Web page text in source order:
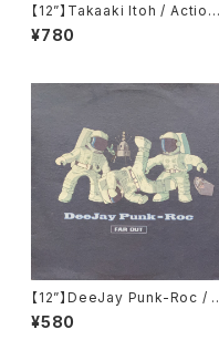
【12”】Takaaki Itoh / Action
(Majesty Recordings) (MA
J-106)
¥780
【12”】DeeJay Punk-Roc / F
ar Out (Independiente) (IS
OM 17T)
¥580